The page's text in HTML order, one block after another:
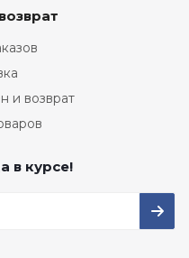
и возврат
в курсе!